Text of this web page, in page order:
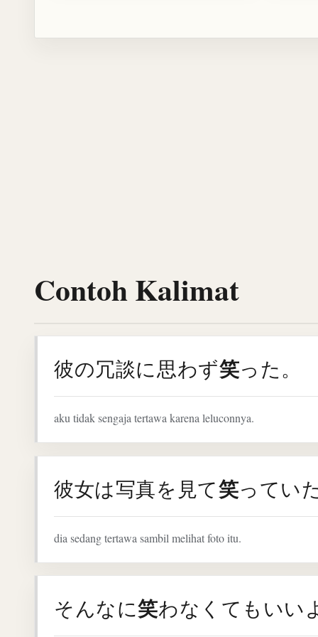
Contoh Kalimat
彼の冗談に思わず笑った。
aku tidak sengaja tertawa karena leluconnya.
彼女は写真を見て笑っていた
dia sedang tertawa sambil melihat foto itu.
そんなに笑わなくてもいい